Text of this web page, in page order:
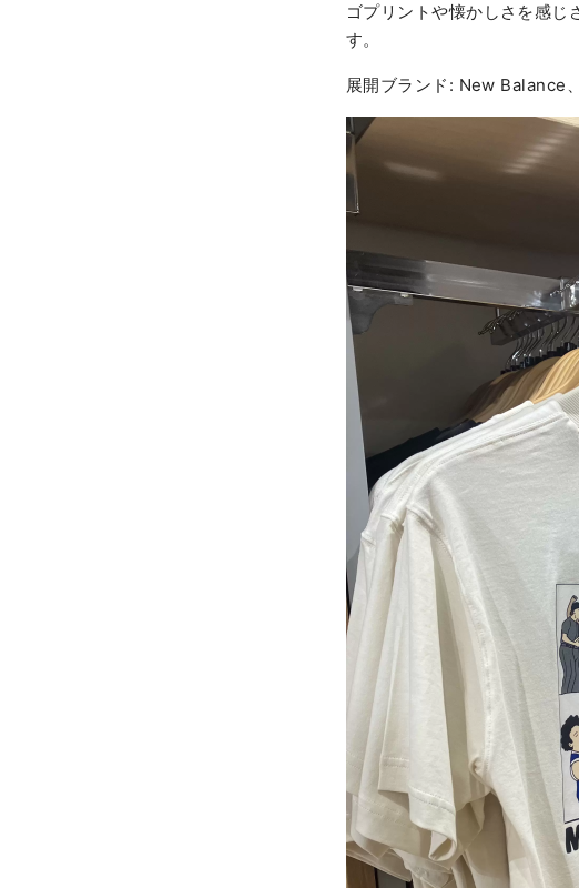
ゴプリントや懐かしさを感
す。
展開ブランド: New Balance